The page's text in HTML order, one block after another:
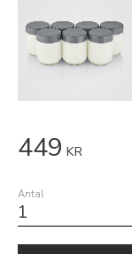
449 KR
Antal